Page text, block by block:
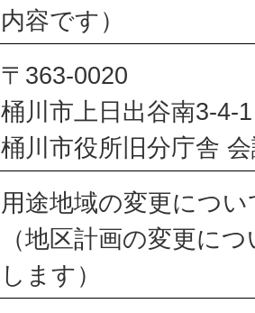
内容です）
〒363-0020
桶川市上日出谷南3-4-1
桶川市役所旧分庁舎
用途地域の変更につい
（地区計画の変更に
します）